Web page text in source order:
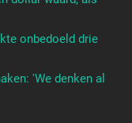
onbedoeld drie
'We denken al